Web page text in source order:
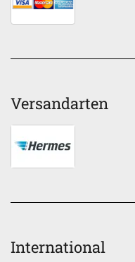
Versandarten
International